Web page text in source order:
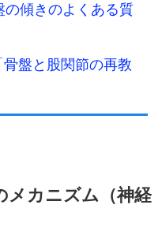
傾きのよくある質
盤と股関節の再教
メカニズム（神経